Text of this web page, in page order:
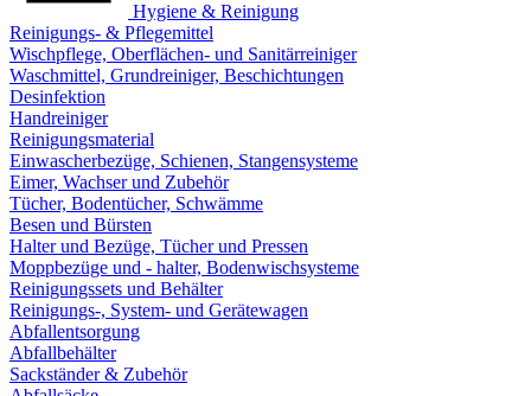
Hygiene & Reinigung
Reinigungs- & Pflegemittel
Wischpflege, Oberflächen- und Sanitärreiniger
Waschmittel, Grundreiniger, Beschichtungen
Desinfektion
Handreiniger
Reinigungsmaterial
Einwascherbezüge, Schienen, Stangensysteme
Eimer, Wachser und Zubehör
Tücher, Bodentücher, Schwämme
Besen und Bürsten
Halter und Bezüge, Tücher und Pressen
Moppbezüge und - halter, Bodenwischsysteme
Reinigungssets und Behälter
Reinigungs-, System- und Gerätewagen
Abfallentsorgung
Abfallbehälter
Sackständer & Zubehör